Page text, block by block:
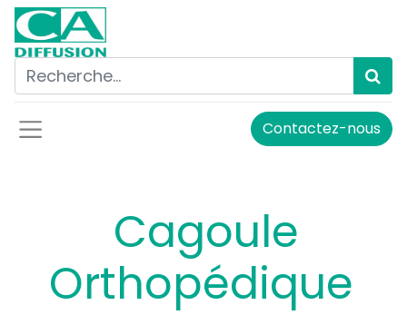
Contactez-nous
Cagoule
Orthopédique